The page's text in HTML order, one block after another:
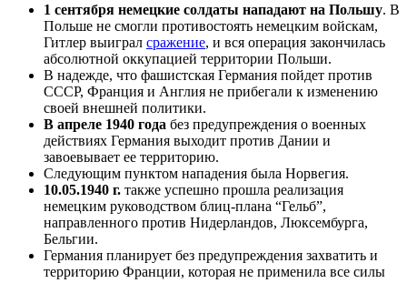
1 сентября немецкие солдаты нападают на Польшу. В
Польше не смогли противостоять немецким войскам,
Гитлер выиграл сражение, и вся операция закончилась
абсолютной оккупацией территории Польши.
В надежде, что фашистская Германия пойдет против
СССР, Франция и Англия не прибегали к изменению
своей внешней политики.
В апреле 1940 года без предупреждения о военных
действиях Германия выходит против Дании и
завоевывает ее территорию.
Следующим пунктом нападения была Норвегия.
10.05.1940 г. также успешно прошла реализация
немецким руководством блиц-плана “Гельб”,
направленного против Нидерландов, Люксембурга,
Бельгии.
Германия планирует без предупреждения захватить и
территорию Франции, которая не применила все силы